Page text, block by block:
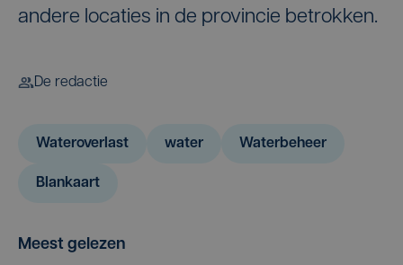
andere locaties in de provincie betrokken.
De redactie
Wateroverlast water Waterbeheer
Blankaart
Meest gelezen